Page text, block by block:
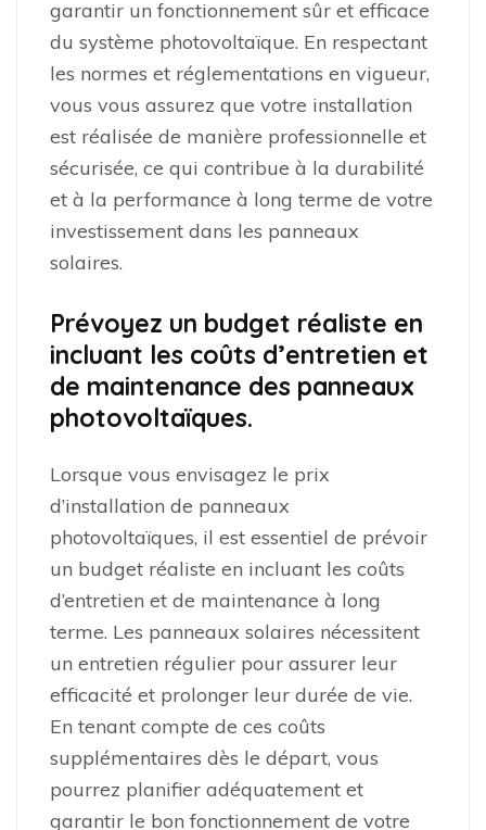
garantir un fonctionnement sûr et efficace
du système photovoltaïque. En respectant
les normes et réglementations en vigueur,
vous vous assurez que votre installation
est réalisée de manière professionnelle et
sécurisée, ce qui contribue à la durabilité
et à la performance à long terme de votre
investissement dans les panneaux
solaires.
Prévoyez un budget réaliste en
incluant les coûts d’entretien et
de maintenance des panneaux
photovoltaïques.
Lorsque vous envisagez le prix
d’installation de panneaux
photovoltaïques, il est essentiel de prévoir
un budget réaliste en incluant les coûts
d’entretien et de maintenance à long
terme. Les panneaux solaires nécessitent
un entretien régulier pour assurer leur
efficacité et prolonger leur durée de vie.
En tenant compte de ces coûts
supplémentaires dès le départ, vous
pourrez planifier adéquatement et
garantir le bon fonctionnement de votre